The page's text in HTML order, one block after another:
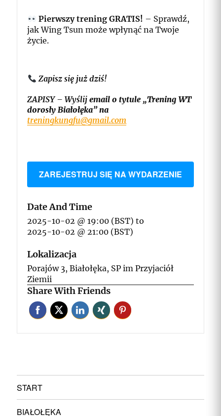
Pierwszy trening GRATIS! – Sprawdź,
jak Wing Tsun może wpłynąć na Twoje
życie.
Zapisz się już dziś!
ZAPISY – Wyślijemail o tytule „Trening WT
dorosły Białołęka” na
treningkungfu@gmail.com
ZAREJESTRUJ SIĘ NA WYDARZENIE
Date And Time
2025-10-02 @ 19:00 (BST)to
2025-10-02 @ 21:00 (BST)
Lokalizacja
Porajów 3, Białołęka, SP im Przyjaciół
Ziemii
Share With Friends
START
BIAŁOŁĘKA